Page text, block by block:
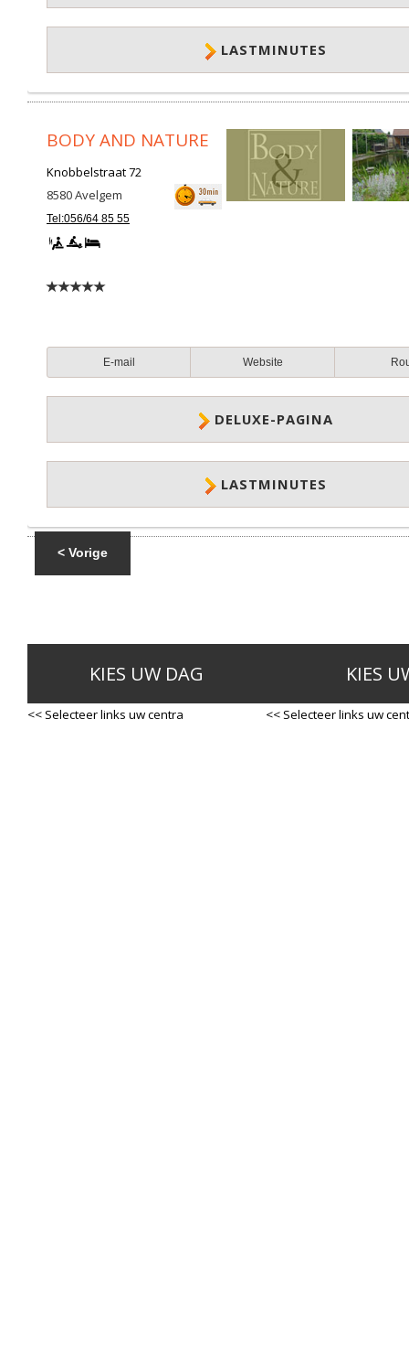
LASTMINUTES
BODY AND NATURE
Knobbelstraat 72
8580Avelgem
Tel:056/64 85 55
E-mail Website
DELUXE-PAGINA
LASTMINUTES
< Vorige
KIES UW DAG
<< Selecteer links uw centra
KIES
<< Selecteer links uw